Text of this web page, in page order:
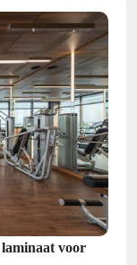
voor